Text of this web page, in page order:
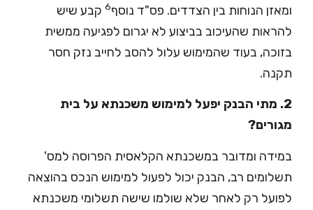
ומאזן הנוחות בין הצדדים. פס"ד נוסף6 קבע שיש
להראות שהעיכוב בביצוע לא יגרום לפגיעה ממשית
בזוכה, בעוד שהמימוש עלול להסב לחייב נזק חסר
תקנה.
2. מתי הבנק יפעל למימוש משכנתא על בית
מגורים?
במידה ומדובר במשכנתא הקלאסית הפרוסה למס'
תשלומים רב, הבנק יכול לפעול למימוש הנכס בהוצאה
לפועל רק לאחר שלא שולמו שישה תשלומי משכנתא